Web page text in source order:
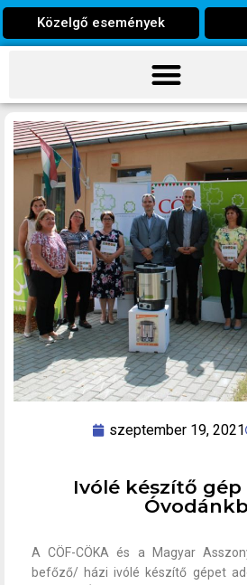
Közelgő események
szeptember 19, 2021
Ivólé készítő
A CÖF-CÖKA és a Magyar
befőző/ házi ivólé készítő gépet